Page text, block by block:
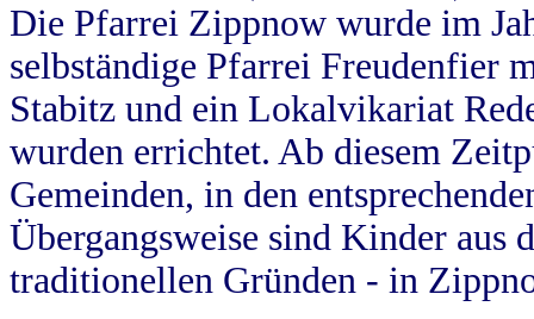
Die Pfarrei Zippnow wurde im
selbständige Pfarrei Freudenfier
Stabitz und ein Lokalvikariat
wurden errichtet. Ab diesem
Gemeinden, in den
Übergangsweise sind Kinder aus
traditionellen Gründen - in